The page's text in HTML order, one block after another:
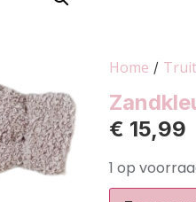
Home /
€ 15,99
1 op